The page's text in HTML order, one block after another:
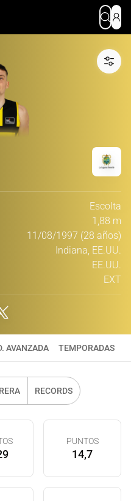
Escolta
1,88 m
11/08/1997 (28 años)
Indiana, EE.UU.
EE.UU.
EXT
AVANZADA TEMPORADAS
RECORDS
PUNTOS
14,7